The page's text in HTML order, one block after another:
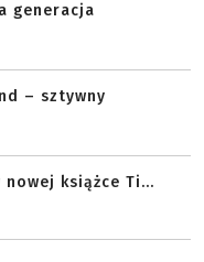
generacja
– sztywny
książce Ti...